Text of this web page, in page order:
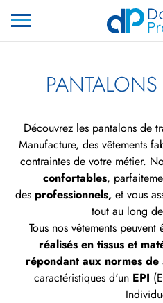
Découvrez les pantalons de
Manufacture, des vêtements
contraintes de votre métier.
confortables,
des professionnels, et vous
tout au long
Tous nos vêtements peuvent
réalisés en tissus et
répondant aux normes
caractéristiques d'un EPI